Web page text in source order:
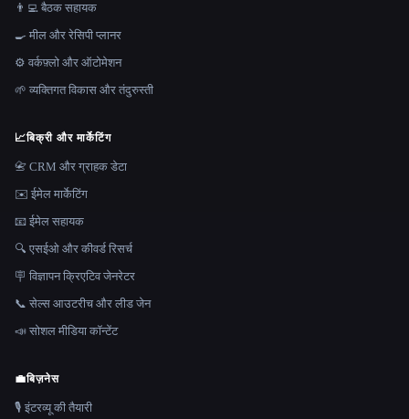
👨‍💻 बैठक सहायक
🍳 मील और रेसिपी प्लानर
⚙️ वर्कफ़्लो और ऑटोमेशन
🌱 व्यक्तिगत विकास और तंदुरुस्ती
📈बिक्री और मार्केटिंग
📇 CRM और ग्राहक डेटा
✉️ ईमेल मार्केटिंग
📧 ईमेल सहायक
🔍 एसईओ और कीवर्ड रिसर्च
🪧 विज्ञापन क्रिएटिव जेनरेटर
📞 सेल्स आउटरीच और लीड जेन
📣 सोशल मीडिया कॉन्टेंट
💼बिज़नेस
🎙️ इंटरव्यू की तैयारी